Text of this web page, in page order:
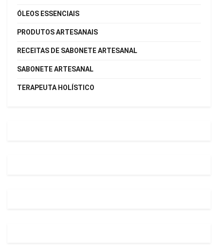
ÓLEOS ESSENCIAIS
PRODUTOS ARTESANAIS
RECEITAS DE SABONETE ARTESANAL
SABONETE ARTESANAL
TERAPEUTA HOLÍSTICO